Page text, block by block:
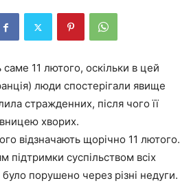
саме 11 лютого, оскільки в цей
люди спостерігали явище
стражденних, після чого її
хворих.
відзначають щорічно 11 лютого.
підтримки суспільством всіх
порушено через різні недуги.